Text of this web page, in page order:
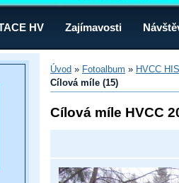
HV Zajímavosti
Úvod » Fotoalbum » HVCC
Cílová míle (15)
Cílová míle HVCC